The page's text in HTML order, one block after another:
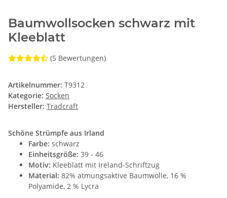
Baumwollsocken schwarz mit
Kleeblatt
(5 Bewertungen)
Artikelnummer: T9312
Kategorie: Socken
Hersteller: Tradcraft
Schöne Strümpfe aus Irland
Farbe: schwarz
Einheitsgröße: 39 - 46
Motiv: Kleeblatt mit Ireland-Schriftzug
Material: 82% atmungsaktive Baumwolle, 16 %
Polyamide, 2 % Lycra